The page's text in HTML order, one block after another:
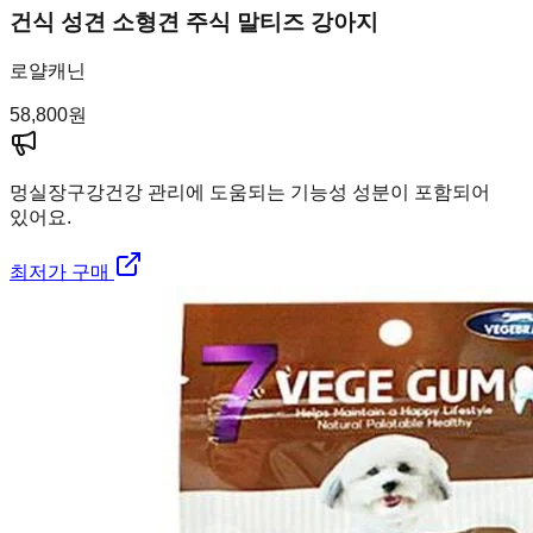
건식 성견 소형견 주식 말티즈 강아지
로얄캐닌
58,800원
멍실장구강건강 관리에 도움되는 기능성 성분이 포함되어
있어요.
최저가 구매